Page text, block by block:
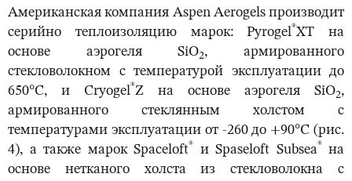
Американская компания Aspen Aerogels производит
серийно теплоизоляцию марок: Pyrogel®XT на
основе аэрогеля SiO2, армированного
стекловолокном с температурой эксплуатации до
650°С, и Cryogel®Z на основе аэрогеля SiO2,
армированного стеклянным холстом с
температурами эксплуатации от -260 до +90°С (рис.
4), а также марок Spaceloft® и Spaseloft Subsea®
на
основе нетканого холста из стекловолокна с